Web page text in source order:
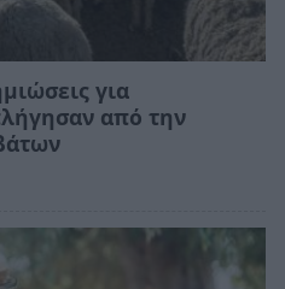
για
από την